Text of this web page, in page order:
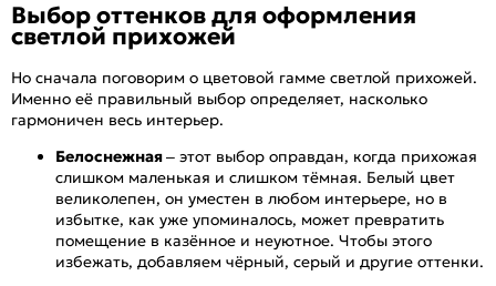
Выбор оттенков для оформления
светлой прихожей
Но сначала поговорим о цветовой гамме светлой прихожей.
Именно её правильный выбор определяет, насколько
гармоничен весь интерьер.
Белоснежная– этот выбор оправдан, когда прихожая
слишком маленькая и слишком тёмная. Белый цвет
великолепен, он уместен в любом интерьере, но в
избытке, как уже упоминалось, может превратить
помещение в казённое и неуютное. Чтобы этого
избежать, добавляем чёрный, серый и другие оттенки.